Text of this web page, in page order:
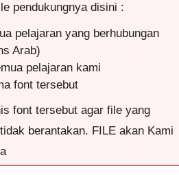
pendukungnya disini :
pelajaran yang berhubungan
Arab)
pelajaran kami
font tersebut
font tersebut agar file yang
berantakan. FILE akan Kami